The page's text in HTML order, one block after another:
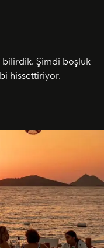
bilirdik. Şimdi boşluk
hissettiriyor.